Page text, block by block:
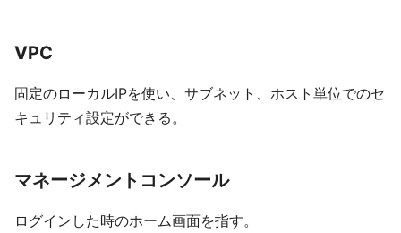
VPC
固定のローカルIPを使い、サブネット、ホスト単位でのセ
キュリティ設定ができる。
マネージメントコンソール
ログインした時のホーム画面を指す。